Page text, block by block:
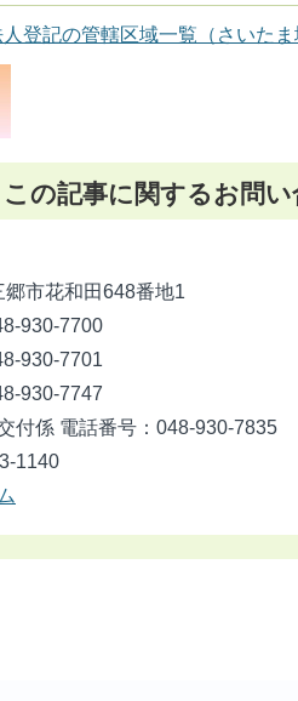
登記の管轄区域一覧（さいたま
この記事に関するお問
市花和田648番地1
930-7700
930-7701
930-7747
付係 電話番号：048-930-7835
1140